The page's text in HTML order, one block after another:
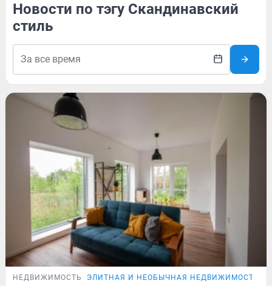
Новости по тэгу Скандинавский
стиль
НЕДВИЖИМОСТЬ ЭЛИТНАЯ И НЕОБЫЧНАЯ НЕДВИЖИМОСТЬ